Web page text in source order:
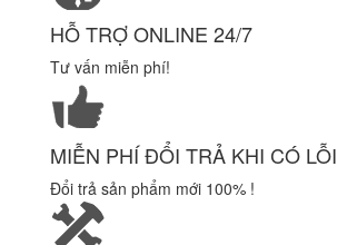
HỖ TRỢ ONLINE 24/7
Tư vấn miễn phí!
MIỄN PHÍ ĐỔI TRẢ KHI CÓ LỖI
Đổi trả sản phẩm mới 100% !